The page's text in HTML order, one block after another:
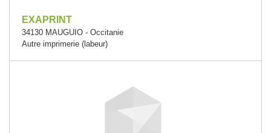
EXAPRINT
34130 MAUGUIO - Occitanie
Autre imprimerie (labeur)